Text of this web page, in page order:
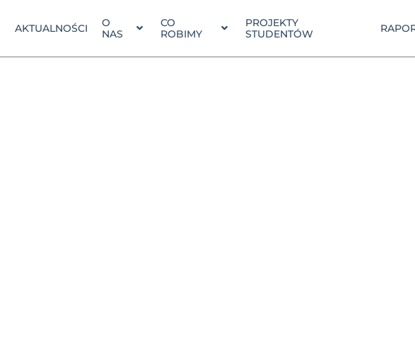
AKTUALNOŚCI
O
NAS
CO
ROBIMY
PROJEKTY
STUDENTÓW